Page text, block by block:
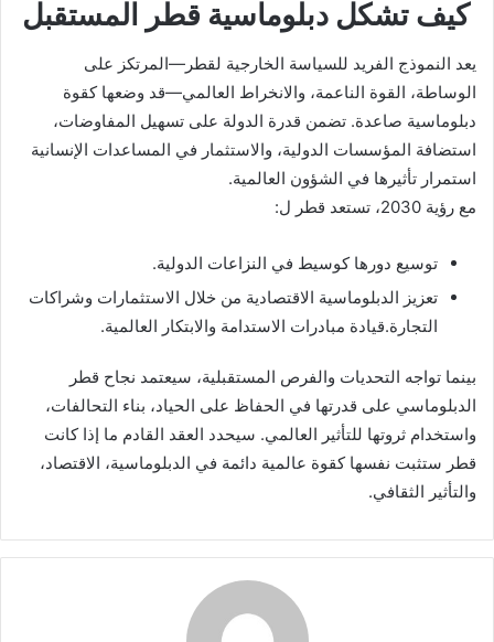
كيف تشكل دبلوماسية قطر المستقبل
يعد النموذج الفريد للسياسة الخارجية لقطر—المرتكز على
الوساطة، القوة الناعمة، والانخراط العالمي—قد وضعها كقوة
دبلوماسية صاعدة. تضمن قدرة الدولة على تسهيل المفاوضات،
استضافة المؤسسات الدولية، والاستثمار في المساعدات الإنسانية
استمرار تأثيرها في الشؤون العالمية.
مع رؤية 2030، تستعد قطر ل:
توسيع دورها كوسيط في النزاعات الدولية.
تعزيز الدبلوماسية الاقتصادية من خلال الاستثمارات وشراكات
التجارة.قيادة مبادرات الاستدامة والابتكار العالمية.
بينما تواجه التحديات والفرص المستقبلية، سيعتمد نجاح قطر
الدبلوماسي على قدرتها في الحفاظ على الحياد، بناء التحالفات،
واستخدام ثروتها للتأثير العالمي. سيحدد العقد القادم ما إذا كانت
قطر ستثبت نفسها كقوة عالمية دائمة في الدبلوماسية، الاقتصاد،
والتأثير الثقافي.